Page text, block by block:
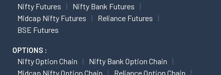
Nifty Futures
Nifty Bank Futures
Midcap Nifty Futures
Reliance Futures
BSE Futures
OPTIONS :
Nifty Option Chain
Nifty Bank Option Chain
Midcap Nifty Option Chain
Reliance Option Chain